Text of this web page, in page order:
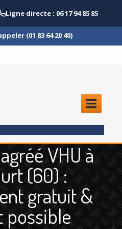
Ligne directe : 06 17 94 85 85
(01 83 64 20 40)
VHU à
(60) :
gratuit &
possible